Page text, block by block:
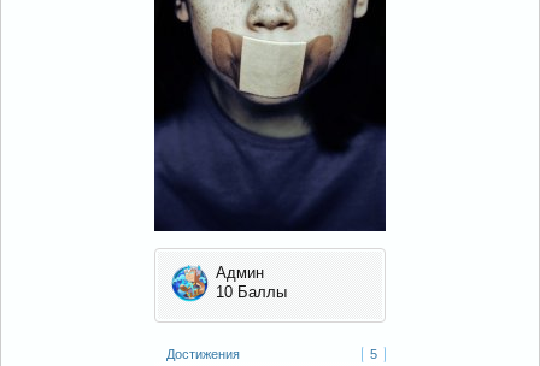
Админ
10 Баллы
Достижения 5